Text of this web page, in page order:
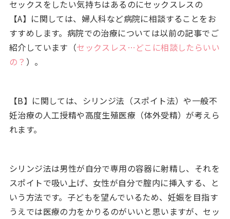
セックスをしたい気持ちはあるのにセックスレスの
【A】に関しては、婦人科など病院に相談することをお
すすめします。病院での治療については以前の記事でご
紹介しています（セックスレス…どこに相談したらいい
の？ ）。
【B】に関しては、シリンジ法（スポイト法）や一般不
妊治療の人工授精や高度生殖医療（体外受精）が考えら
れます。
シリンジ法は男性が自分で専用の容器に射精し、それを
スポイトで吸い上げ、女性が自分で腟内に挿入する、と
いう方法です。子どもを望んでいるため、妊娠を目指す
うえでは医療の力をかりるのがいいと思いますが、セッ